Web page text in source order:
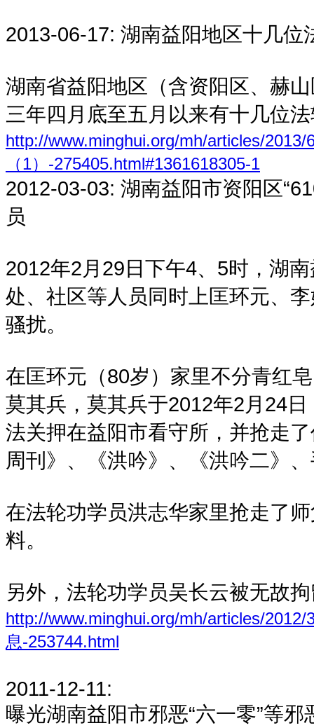
2013-06-17: 湖南益阳地区十几位
湖南省益阳地区（含资阳区、赫
三年四月底至五月以来有十几位
http://www.minghui.org/mh/articles/
（1）-275405.html#1361618305-1
2012-03-03: 湖南益阳市资阳区
员
2012年2月29日下午4、5时，湖
处、社区等人员同时上匡环元、
骚扰。
在匡环元（80岁）家里不分青红
莫其兵，莫其兵于2012年2月24
法关押在益阳市看守所，并抢走
周刊》、《洪吟》、《洪吟二》
在法轮功学员洪志华家里抢走了
料。
另外，法轮功学员吴长云被无故
http://www.minghui.org/mh/articles/
息-253744.html
2011-12-11:
曝光湖南益阳市邪恶“六一零”等邪